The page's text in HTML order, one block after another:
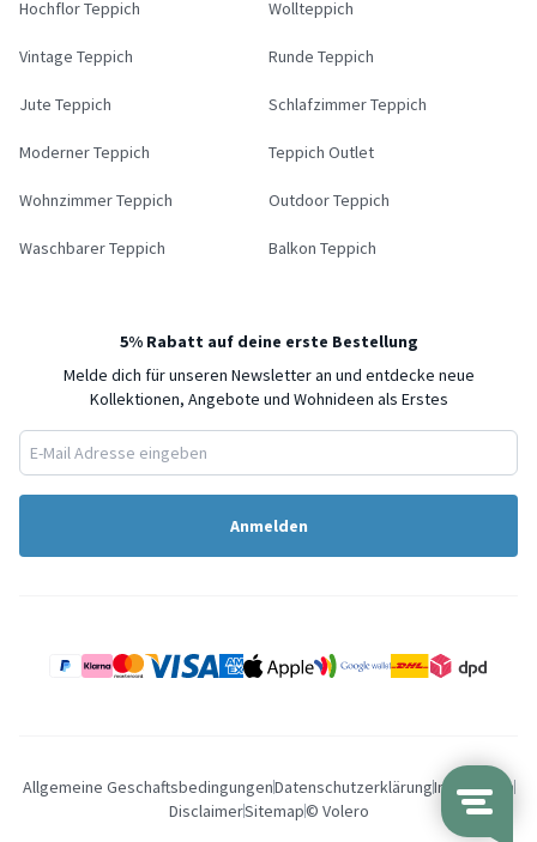
Hochflor Teppich Wollteppich
Vintage Teppich Runde Teppich
Jute Teppich Schlafzimmer Teppich
Moderner Teppich Teppich Outlet
Wohnzimmer Teppich Outdoor Teppich
Waschbarer Teppich Balkon Teppich
5% Rabatt auf deine erste Bestellung
Melde dich für unseren Newsletter an und entdecke neue
Kollektionen, Angebote und Wohnideen als Erstes
Anmelden
Allgemeine GeschaftsbedingungenDatenschutzerklärungImpressum
DisclaimerSitemap© Volero